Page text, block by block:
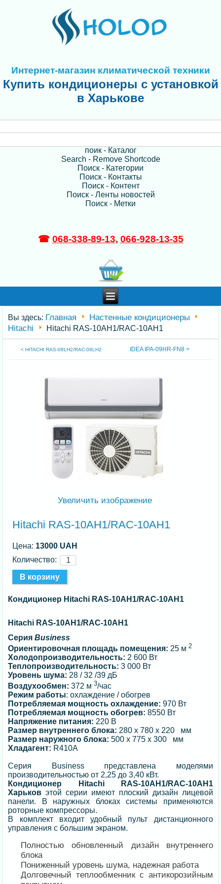
Интернет-магазин климатической техники
Купить кондиционеры с установкой
в Харькове
поик - Каталог
Search - Remove Shortcode
Поиск - Категории
Поиск - Контакты
Поиск - Контент
Поиск - Ленты новостей
Поиск - Метки
☎ 068-338-89-13, 066-928-13-35
Вы здесь: Главная
Настенные кондиционеры
Hitachi
Hitachi RAS-10AH1/RAC-10AH1
< HITACHI RAS-08LH2/RAC-08LH2 IDEA IPA-09HR-FN8 >
Увеличить изображение
Hitachi RAS-10AH1/RAC-10AH1
Цена: 13000 UAH
Количество:
Кондиционер Hitachi RAS-10AH1/RAC-10AH1
Hitachi RAS-10AH1/RAC-10AH1
СерияBusiness
Ориентировочная площадь помещения: 25 м2
Холодопроизводительность: 2 600 Вт
Теплопроизводительность: 3 000 Вт
Уровень шума: 28 / 32 /39 дБ
Воздухообмен: 372 м3/час
Режим работы: охлаждение / обогрев
Потребляемая мощность охлаждение: 970 Вт
Потребляемая мощность обогрев: 8550 Вт
Напряжение питания: 220 В
Размер внутреннего блока: 280 х 780 х 220 мм
Размер наружного блока: 500 х 775 х 300 мм
Хладагент: R410A
Серия Business представлена моделями
производительностью от 2,25 до 3,40 кВт.
Кондиционер Hitachi RAS-10AH1/RAC-10AH1
Харьков этой серии имеют плоский дизайн лицевой
панели. В наружных блоках системы применяются
роторные компрессоры.
В комплект входит удобный пульт дистанционного
управления с большим экраном.
Полностью обновленный дизайн внутреннего
блока
Пониженный уровень шума, надежная работа
Долговечный теплообменник с антикорозийным